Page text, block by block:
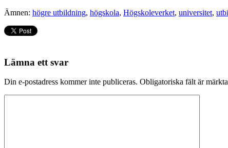
Ämnen: högre utbildning, högskola, Högskoleverket, universitet,
Lämna ett svar
Din e-postadress kommer inte publiceras. Obligatoriska fält är märkta